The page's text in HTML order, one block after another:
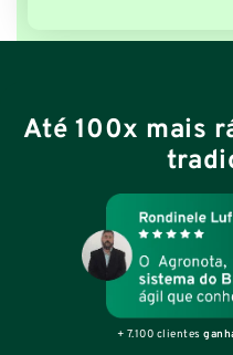
Até 100x mais
+ 7.100 clientes